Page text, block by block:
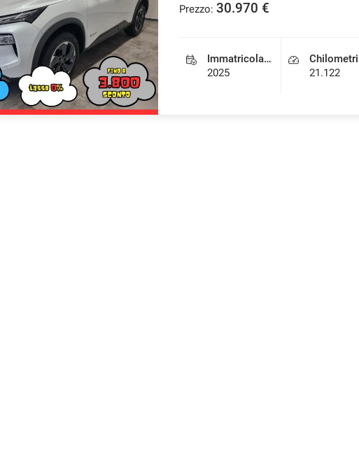
Prezzo: 30.970 €
Immatricolazione
2025
Chilometri
21.122